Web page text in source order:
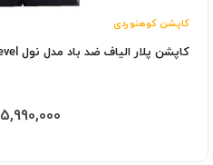
کاپشن کوهنوردی
کاپشن پلار الیاف ضد باد مدل نول Nevel(لاریمو)
5,990,000 تومان